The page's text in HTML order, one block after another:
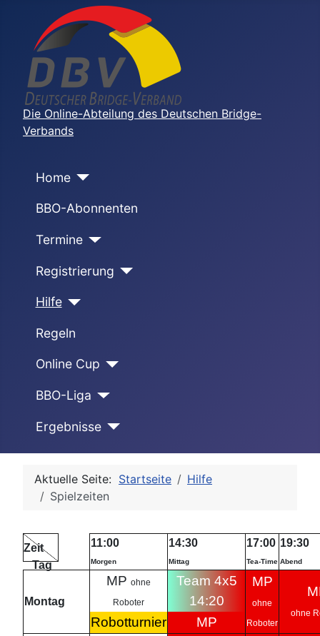
Die Online-Abteilung des Deutschen Bridge-
Verbands
Home
BBO-Abonnenten
Termine
Registrierung
Hilfe
Regeln
Online Cup
BBO-Liga
Ergebnisse
Aktuelle Seite: Startseite
Hilfe
Spielzeiten
Zeit
Tag
11:00
Morgen
14:30
Mittag
17:00
Tea-Time
19:30
Abend
Montag
MP ohne
Roboter
Team 4x5
14:20
MP
ohne
Roboter
ohne
Robotturnier MP